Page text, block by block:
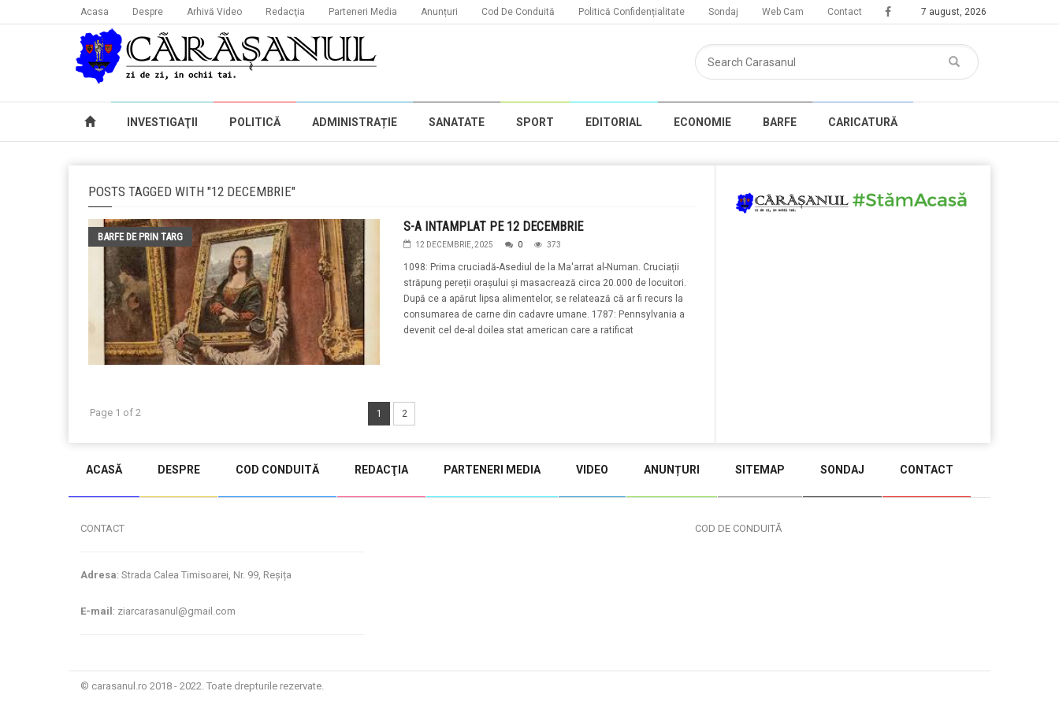
7 august, 2026
Acasa Despre Arhivă Video Redacţia Parteneri Media Anunțuri Cod De Conduită Politică Confidențialitate Sondaj Web Cam Contact
INVESTIGAŢII POLITICĂ ADMINISTRAȚIE SANATATE SPORT EDITORIAL ECONOMIE BARFE CARICATURĂ
POSTS TAGGED WITH "12 DECEMBRIE"
BARFE DE PRIN TARG
S-A INTAMPLAT PE 12 DECEMBRIE
12 DECEMBRIE, 2025 0 373
1098: Prima cruciadă-Asediul de la Ma'arrat al-Numan. Cruciații
străpung pereții orașului și masacrează circa 20.000 de locuitori.
După ce a apărut lipsa alimentelor, se relatează că ar fi recurs la
consumarea de carne din cadavre umane. 1787: Pennsylvania a
devenit cel de-al doilea stat american care a ratificat
Page 1 of 2 1 2
ACASĂ DESPRE COD CONDUITĂ REDACŢIA PARTENERI MEDIA VIDEO ANUNȚURI SITEMAP SONDAJ CONTACT
CONTACT
Adresa: Strada Calea Timisoarei, Nr. 99, Reșița
E-mail : ziarcarasanul@gmail.com
COD DE CONDUITĂ
© carasanul.ro 2018 - 2022. Toate drepturile rezervate.